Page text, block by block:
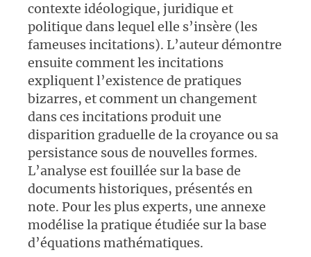
contexte idéologique, juridique et
politique dans lequel elle s’insère (les
fameuses incitations). L’auteur démontre
ensuite comment les incitations
expliquent l’existence de pratiques
bizarres, et comment un changement
dans ces incitations produit une
disparition graduelle de la croyance ou sa
persistance sous de nouvelles formes.
L’analyse est fouillée sur la base de
documents historiques, présentés en
note. Pour les plus experts, une annexe
modélise la pratique étudiée sur la base
d’équations mathématiques.